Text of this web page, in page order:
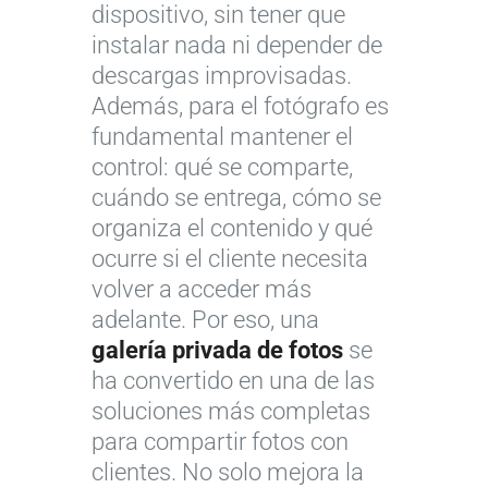
dispositivo, sin tener que
instalar nada ni depender de
descargas improvisadas.
Además, para el fotógrafo es
fundamental mantener el
control: qué se comparte,
cuándo se entrega, cómo se
organiza el contenido y qué
ocurre si el cliente necesita
volver a acceder más
adelante. Por eso, una
galería privada de fotos se
ha convertido en una de las
soluciones más completas
para compartir fotos con
clientes. No solo mejora la